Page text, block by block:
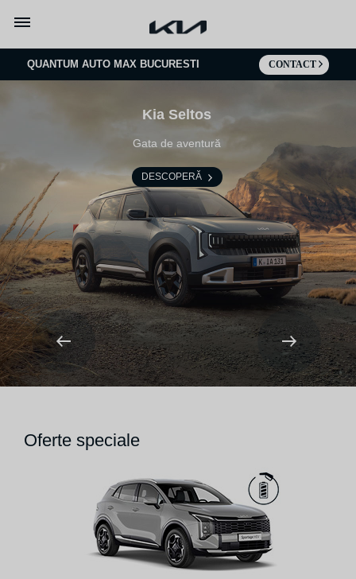
QUANTUM AUTO MAX BUCURESTI CONTACT
Kia Seltos
Gata de aventură
DESCOPERĂ
Oferte speciale